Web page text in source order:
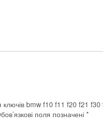
ключів bmw f10 f11 f20 f21
поля позначені*